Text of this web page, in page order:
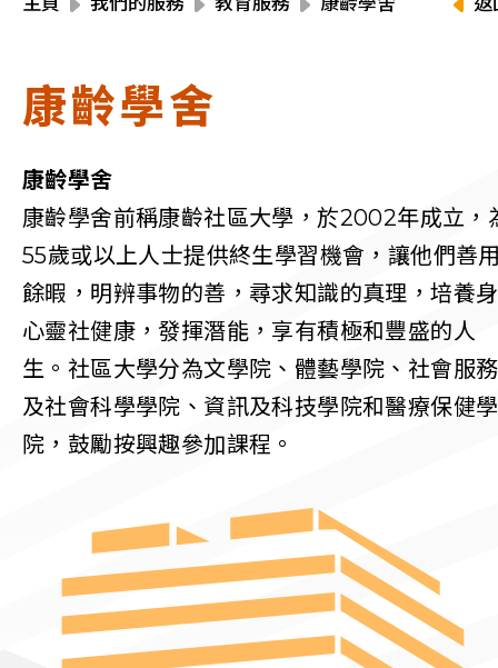
康齡學舍
康齡學舍
康齡學舍前稱康齡社區大學，於2002年成立，
55歲或以上人士提供終生學習機會，讓他們善
餘暇，明辨事物的善，尋求知識的真理，培養身
心靈社健康，發揮潛能，享有積極和豐盛的人
生。社區大學分為文學院、體藝學院、社會服務
及社會科學學院、資訊及科技學院和醫療保健學
院，鼓勵按興趣參加課程。
活動報名
同為世界添笑臉
曲/編曲：郭蓋愆 監製：譚子舜